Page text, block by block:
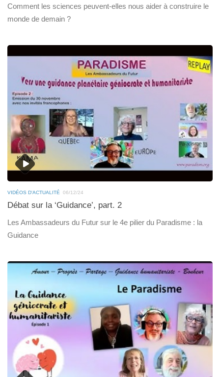
Comment les sciences peuvent-elles nous aider à construire le
monde de demain ?
VIDÉOS D'ACTUALITÉ 06/12/24
Débat sur la ‘Guidance’, part. 2
Les Ambassadeurs du Futur sur le 4e pilier du Paradisme : la
Guidance